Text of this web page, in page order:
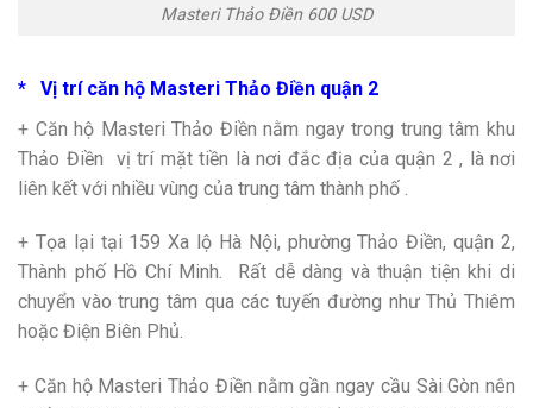
Masteri Thảo Điền 600 USD
* Vị trí căn hộ Masteri Thảo Điền quận 2
+ Căn hộ Masteri Thảo Điền nằm ngay trong trung tâm khu
Thảo Điền vị trí mặt tiền là nơi đắc địa của quận 2 , là nơi
liên kết với nhiều vùng của trung tâm thành phố .
+ Tọa lại tại 159 Xa lộ Hà Nội, phường Thảo Điền, quận 2,
Thành phố Hồ Chí Minh. Rất dễ dàng và thuận tiện khi di
chuyển vào trung tâm qua các tuyến đường như Thủ Thiêm
hoặc Điện Biên Phủ.
+ Căn hộ Masteri Thảo Điền nằm gần ngay cầu Sài Gòn nên